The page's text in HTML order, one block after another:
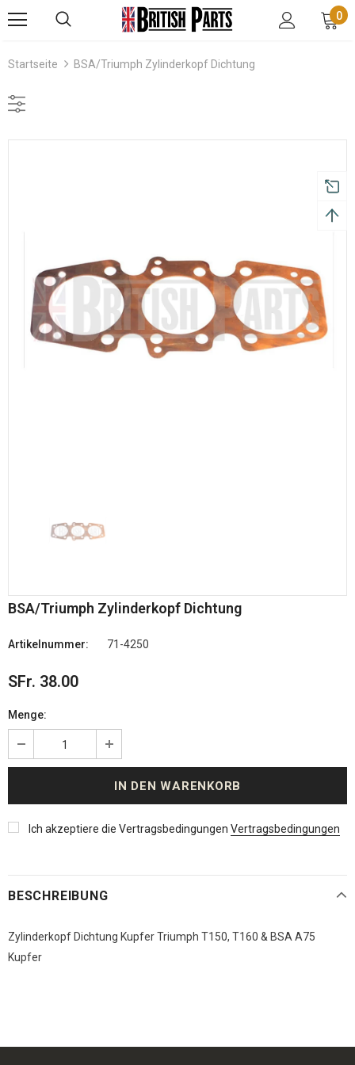
0
Startseite BSA/Triumph Zylinderkopf Dichtung
BSA/Triumph Zylinderkopf Dichtung
Artikelnummer: 71-4250
SFr. 38.00
Menge:
Ich akzeptiere die Vertragsbedingungen Vertragsbedingungen
BESCHREIBUNG
Zylinderkopf Dichtung Kupfer Triumph T150, T160 & BSA A75
Kupfer